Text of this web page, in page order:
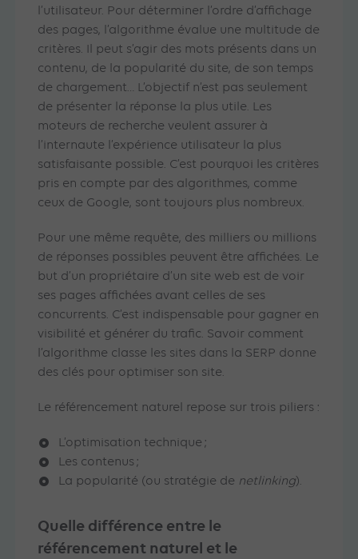
l’utilisateur. Pour déterminer l’ordre d’affichage
des pages, l’algorithme évalue une multitude de
critères. Il peut s’agir des mots présents dans un
contenu, de la popularité du site, de son temps
de chargement… L’objectif n’est pas seulement
de présenter la réponse la plus utile. Les
moteurs de recherche veulent assurer à
l’internaute l’expérience utilisateur la plus
satisfaisante possible. C’est pourquoi les critères
pris en compte par des algorithmes, comme
ceux de Google, sont toujours plus nombreux.
Pour une même requête, des milliers ou millions
de réponses possibles peuvent être affichées. Le
but d’un propriétaire d’un site web est de voir
ses pages affichées avant celles de ses
concurrents. C’est indispensable pour gagner en
visibilité et générer du trafic. Savoir comment
l’algorithme classe les sites dans la SERP donne
des clés pour optimiser son site.
Le référencement naturel repose sur trois piliers :
L’optimisation technique ;
Les contenus ;
La popularité (ou stratégie de netlinking).
Quelle différence entre le
référencement naturel et le